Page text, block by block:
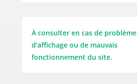
À consulter en cas de problème
d'affichage ou de mauvais
fonctionnement du site.